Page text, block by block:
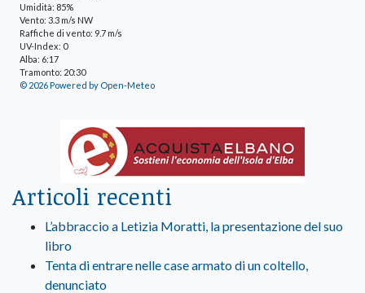
Umidità: 85%
Vento: 3.3 m/s NW
Raffiche di vento: 9.7 m/s
UV-Index: 0
Alba: 6:17
Tramonto: 20:30
© 2026 Powered by Open-Meteo
Articoli recenti
L’abbraccio a Letizia Moratti, la presentazione del suo
libro
Tenta di entrare nelle case armato di un coltello,
denunciato